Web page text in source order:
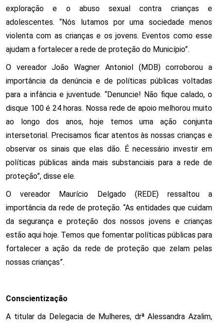
exploração e o abuso sexual contra crianças e
adolescentes. “Nós lutamos por uma sociedade menos
violenta com as crianças e os jovens. Eventos como esse
ajudam a fortalecer a rede de proteção do Município”.
O vereador João Wagner Antoniol (MDB) corroborou a
importância da denúncia e de políticas públicas voltadas
para a infância e juventude. “Denuncie! Não fique calado, o
disque 100 é 24 horas. Nossa rede de apoio melhorou muito
ao longo dos anos, hoje temos uma ação conjunta
intersetorial. Precisamos ficar atentos às nossas crianças e
observar os sinais que elas dão. É necessário investir em
políticas públicas ainda mais substanciais para a rede de
proteção”, disse ele.
O vereador Maurício Delgado (REDE) ressaltou a
importância da rede de proteção. “As entidades que cuidam
da segurança e proteção dos nossos jovens e crianças
estão aqui hoje. Temos que fomentar políticas públicas para
fortalecer a ação da rede de proteção que zelam pelas
nossas crianças”.
Conscientização
A titular da Delegacia de Mulheres, drª Alessandra Azalim,